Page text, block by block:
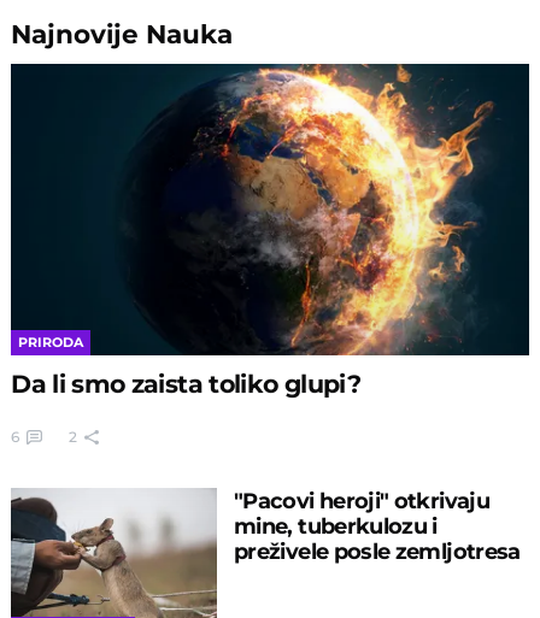
Najnovije Nauka
PRIRODA
Da li smo zaista toliko glupi?
6 2
"Pacovi heroji" otkrivaju
mine, tuberkulozu i
preživele posle zemljotresa